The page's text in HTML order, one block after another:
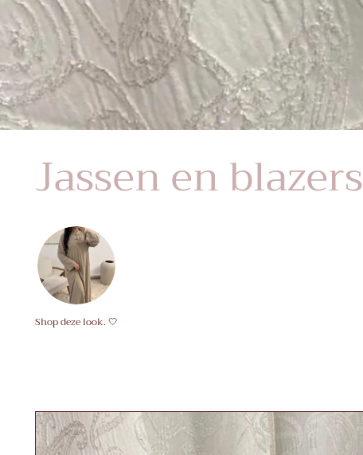
Jassen en blazers
Shop deze look. 🤍